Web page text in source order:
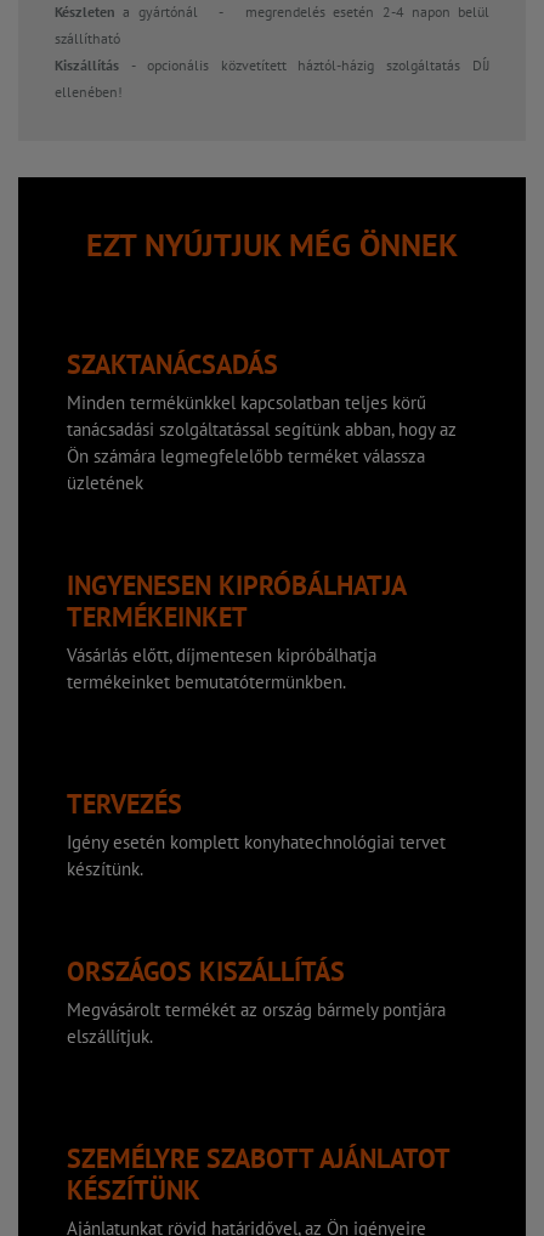
Készletena gyártónál -
megrendelés esetén 2-4 napon belül
szállítható
Kiszállítás - opcionális közvetített
háztól-házig szolgáltatás DÍJ
ellenében!
EZT NYÚJTJUK MÉG ÖNNEK
SZAKTANÁCSADÁS
Minden termékünkkel kapcsolatban teljes körű
tanácsadási szolgáltatással segítünk abban, hogy az
Ön számára legmegfelelőbb terméket válassza
üzletének
INGYENESEN KIPRÓBÁLHATJA
TERMÉKEINKET
Vásárlás előtt, díjmentesen kipróbálhatja
termékeinket bemutatótermünkben.
TERVEZÉS
Igény esetén komplett konyhatechnológiai tervet
készítünk.
ORSZÁGOS KISZÁLLÍTÁS
Megvásárolt termékét az ország bármely pontjára
elszállítjuk.
SZEMÉLYRE SZABOTT AJÁNLATOT
KÉSZÍTÜNK
Ajánlatunkat rövid határidővel, az Ön igényeire